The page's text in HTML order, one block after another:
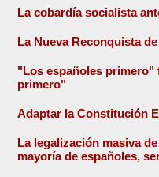
La cobardía socialista
La Nueva Reconquista
"Los españoles primero"
primero"
Adaptar la Constitución
La legalización masiva
mayoría de españoles,